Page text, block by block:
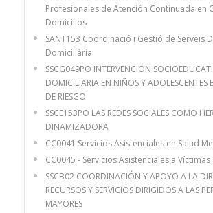
Profesionales de Atención Continuada en
Domicilios
SANT153 Coordinació i Gestió de Serveis
Domiciliària
SSCG049PO INTERVENCIÓN
DOMICILIARIA EN NIÑOS Y ADOLESCENTES
DE RIESGO
SSCE153PO LAS REDES SOCIALES COMO
DINAMIZADORA
CC0041 Servicios Asistenciales en Salud
CC0045 - Servicios Asistenciales a
SSCB02 COORDINACIÓN Y APOYO A LA
RECURSOS Y SERVICIOS DIRIGIDOS A LAS
MAYORES